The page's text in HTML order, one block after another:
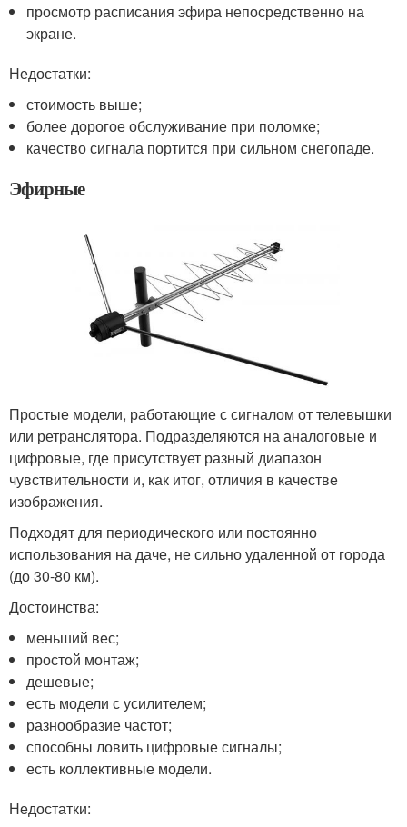
просмотр расписания эфира непосредственно на
экране.
Недостатки:
стоимость выше;
более дорогое обслуживание при поломке;
качество сигнала портится при сильном снегопаде.
Эфирные
Простые модели, работающие с сигналом от телевышки
или ретранслятора. Подразделяются на аналоговые и
цифровые, где присутствует разный диапазон
чувствительности и, как итог, отличия в качестве
изображения.
Подходят для периодического или постоянно
использования на даче, не сильно удаленной от города
(до 30-80 км).
Достоинства:
меньший вес;
простой монтаж;
дешевые;
есть модели с усилителем;
разнообразие частот;
способны ловить цифровые сигналы;
есть коллективные модели.
Недостатки: